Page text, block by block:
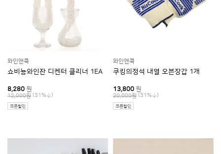
배송정보
로젠택배
전국
배송비용 3,500원 (50,000원 이상 무료배송)
배송안내
상품페이지에 배송비(지역별 추가 배송비 등) 및 배송가능지역에 관
상세페이지 내용을 반드시 확인해 주십시오.
(특히, 가구 등의 상품은 지역에 따라 배송제한 및 추가 배송비용이 착
배송 시 연락처 오기재 및 주소 불분명, 그리고 수취인 부재 시 배송이
와인앤쿡
쇼비뇽와인잔 디켄터 클리너 1EA
8,280 원
12,000원 (31% )
쿠폰할인
와인앤쿡
쿠킹의정석 내열 오븐장갑 1개
13,800 원
20,000원 (31% )
쿠폰할인